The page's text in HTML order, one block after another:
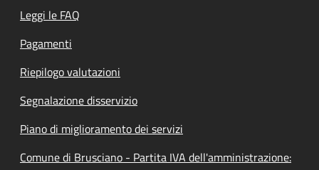
Leggi le FAQ
Pagamenti
Riepilogo valutazioni
Segnalazione disservizio
Piano di miglioramento dei servizi
Comune di Brusciano - Partita IVA dell'amministrazione: